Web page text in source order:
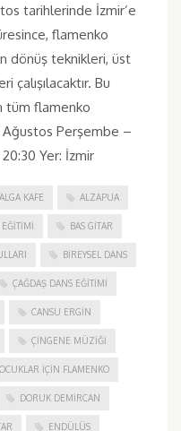
tarihlerinde İzmir’e
flamenko
dönüş teknikleri, üst
çalışılacaktır. Bu
tüm flamenko
Ağustos Perşembe –
Yer: İzmir
ALGA KAFE ALZAPUA
EĞITIMI BAS GITAR
BIREYSEL DANS
ÇAĞDAŞ DANS EĞITIMI
CANSU ERGIN
ÇINGENE MÜZIĞI
IÇIN FLAMENKO
DORUK DEMIRCAN
ENDÜLÜS